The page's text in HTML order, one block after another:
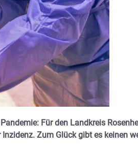
Für den Landkreis
Zum Glück gibt es keinen